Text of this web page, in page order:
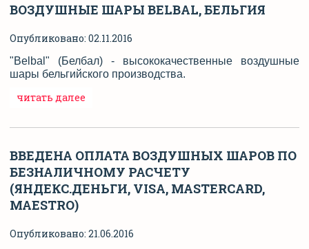
ВОЗДУШНЫЕ ШАРЫ BELBAL, БЕЛЬГИЯ
Опубликовано: 02.11.2016
"Belbal" (Белбал) - высококачественные воздушные
шары бельгийского производства.
читать далее
ВВЕДЕНА ОПЛАТА ВОЗДУШНЫХ ШАРОВ ПО
БЕЗНАЛИЧНОМУ РАСЧЕТУ
(ЯНДЕКС.ДЕНЬГИ, VISA, MASTERCARD,
MAESTRO)
Опубликовано: 21.06.2016